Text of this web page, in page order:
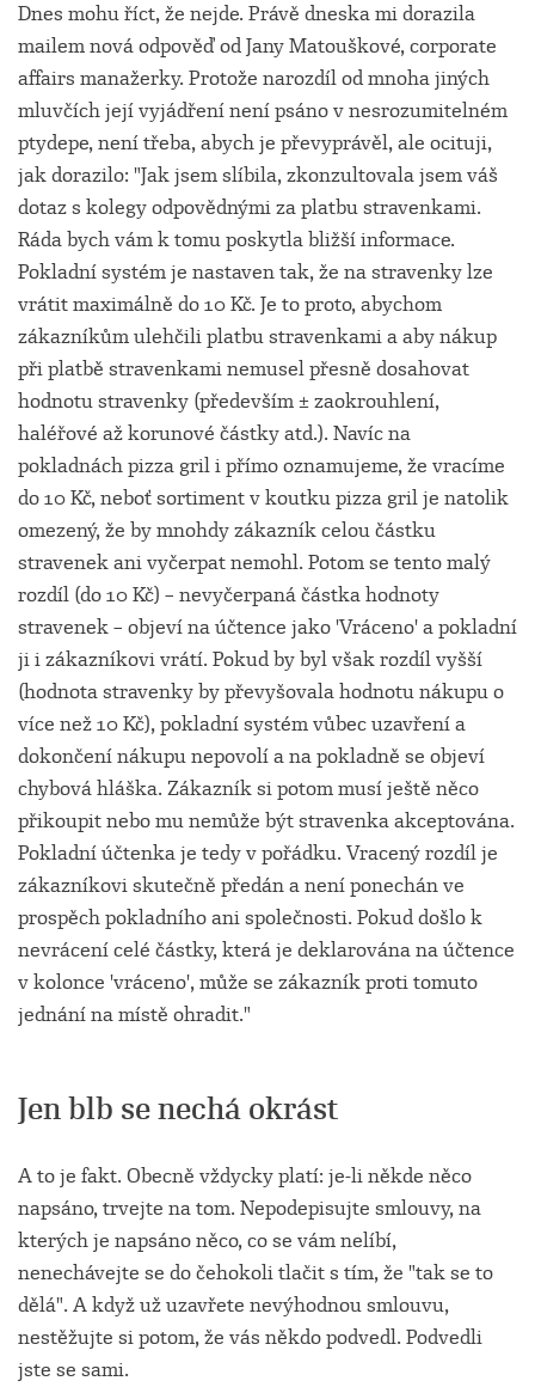
Dnes mohu říct, že nejde. Právě dneska mi dorazila
mailem nová odpověď od Jany Matouškové, corporate
affairs manažerky. Protože narozdíl od mnoha jiných
mluvčích její vyjádření není psáno v nesrozumitelném
ptydepe, není třeba, abych je převyprávěl, ale ocituji,
jak dorazilo: "Jak jsem slíbila, zkonzultovala jsem váš
dotaz s kolegy odpovědnými za platbu stravenkami.
Ráda bych vám k tomu poskytla bližší informace.
Pokladní systém je nastaven tak, že na stravenky lze
vrátit maximálně do 10 Kč. Je to proto, abychom
zákazníkům ulehčili platbu stravenkami a aby nákup
při platbě stravenkami nemusel přesně dosahovat
hodnotu stravenky (především ± zaokrouhlení,
haléřové až korunové částky atd.). Navíc na
pokladnách pizza gril i přímo oznamujeme, že vracíme
do 10 Kč, neboť sortiment v koutku pizza gril je natolik
omezený, že by mnohdy zákazník celou částku
stravenek ani vyčerpat nemohl. Potom se tento malý
rozdíl (do 10 Kč) – nevyčerpaná částka hodnoty
stravenek – objeví na účtence jako 'Vráceno' a pokladní
ji i zákazníkovi vrátí. Pokud by byl však rozdíl vyšší
(hodnota stravenky by převyšovala hodnotu nákupu o
více než 10 Kč), pokladní systém vůbec uzavření a
dokončení nákupu nepovolí a na pokladně se objeví
chybová hláška. Zákazník si potom musí ještě něco
přikoupit nebo mu nemůže být stravenka akceptována.
Pokladní účtenka je tedy v pořádku. Vracený rozdíl je
zákazníkovi skutečně předán a není ponechán ve
prospěch pokladního ani společnosti. Pokud došlo k
nevrácení celé částky, která je deklarována na účtence
v kolonce 'vráceno', může se zákazník proti tomuto
jednání na místě ohradit."
Jen blb se nechá okrást
A to je fakt. Obecně vždycky platí: je-li někde něco
napsáno, trvejte na tom. Nepodepisujte smlouvy, na
kterých je napsáno něco, co se vám nelíbí,
nenechávejte se do čehokoli tlačit s tím, že "tak se to
dělá". A když už uzavřete nevýhodnou smlouvu,
nestěžujte si potom, že vás někdo podvedl. Podvedli
jste se sami.